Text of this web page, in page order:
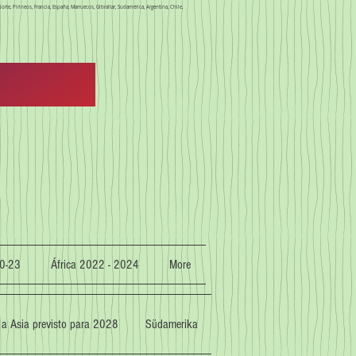
Pirineos, Francia, España, Marruecos, Gibraltar, Sudamérica, Argentina, Chile,
23 África 2022 - 2024 More
Asia previsto para 2028 Südamerika